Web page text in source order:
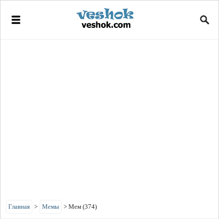
Главная > Мемы > Мем (374)